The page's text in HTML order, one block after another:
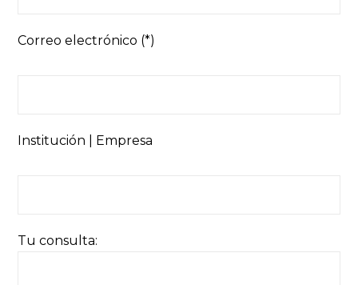
Correo electrónico (*)
Institución | Empresa
Tu consulta: